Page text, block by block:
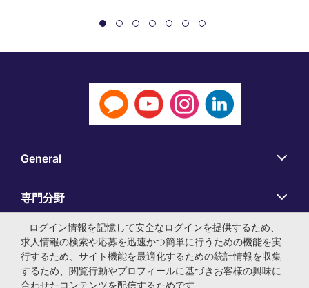
General
専門分野
アプリ
Employer Centre
ログイン情報を記憶して安全なログインを提供するため、
求人情報の検索や応募を迅速かつ簡単に行うための機能を実
行するため、サイト機能を最適化するための統計情報を収集
するため、閲覧行動やプロフィールに基づきお客様の興味に
合わせたコンテンツを配信するためです